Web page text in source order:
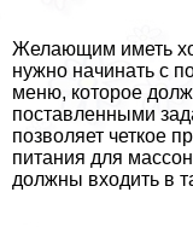
Желающим иметь
нужно начинать с
меню, которое
поставленными
позволяет четкое
питания для
должны входить в